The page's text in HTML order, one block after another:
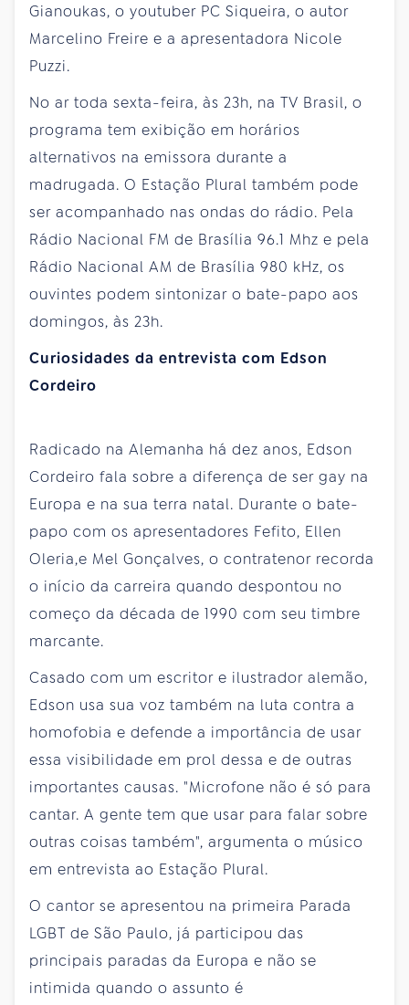
Gianoukas, o youtuber PC Siqueira, o autor
Marcelino Freire e a apresentadora Nicole
Puzzi.
No ar toda sexta-feira, às 23h, na TV Brasil, o
programa tem exibição em horários
alternativos na emissora durante a
madrugada. O Estação Plural também pode
ser acompanhado nas ondas do rádio. Pela
Rádio Nacional FM de Brasília 96.1 Mhz e pela
Rádio Nacional AM de Brasília 980 kHz, os
ouvintes podem sintonizar o bate-papo aos
domingos, às 23h.
Curiosidades da entrevista com Edson
Cordeiro
Radicado na Alemanha há dez anos, Edson
Cordeiro fala sobre a diferença de ser gay na
Europa e na sua terra natal. Durante o bate-
papo com os apresentadores Fefito, Ellen
Oleria,e Mel Gonçalves, o contratenor recorda
o início da carreira quando despontou no
começo da década de 1990 com seu timbre
marcante.
Casado com um escritor e ilustrador alemão,
Edson usa sua voz também na luta contra a
homofobia e defende a importância de usar
essa visibilidade em prol dessa e de outras
importantes causas. "Microfone não é só para
cantar. A gente tem que usar para falar sobre
outras coisas também", argumenta o músico
em entrevista ao Estação Plural.
O cantor se apresentou na primeira Parada
LGBT de São Paulo, já participou das
principais paradas da Europa e não se
intimida quando o assunto é